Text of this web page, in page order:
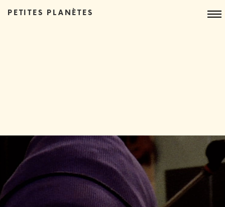
PETITES PLANÈTES